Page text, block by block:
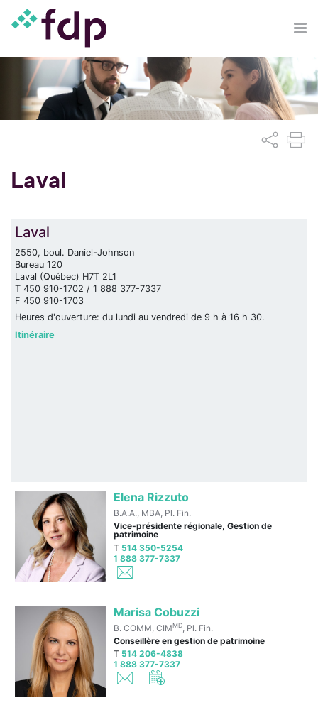
Laval
Laval
2550, boul. Daniel-Johnson
Bureau 120
Laval (Québec) H7T 2L1
T 450 910-1702 / 1 888 377-7337
F 450 910-1703
Heures d'ouverture: du lundi au vendredi de 9 h à 16 h 30.
Itinéraire
Elena Rizzuto
B.A.A., MBA, Pl. Fin.
Vice-présidente régionale, Gestion de
patrimoine
T 514 350-5254
1 888 377-7337
Marisa Cobuzzi
B. COMM, CIMMD
, Pl. Fin.
Conseillère en gestion de patrimoine
T 514 206-4838
1 888 377-7337